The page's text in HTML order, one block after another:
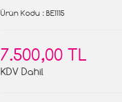
Ürün Kodu : BE1115
7.500,00 TL
KDV Dahil